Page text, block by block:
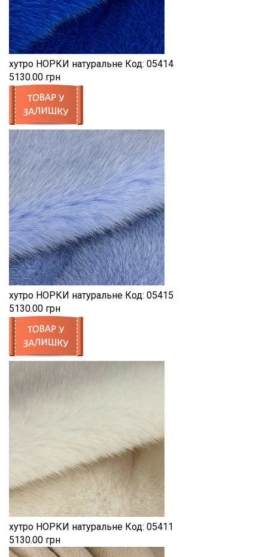
хутро НОРКИ натуральне Код: 05414
5130.00 грн
хутро НОРКИ натуральне Код: 05415
5130.00 грн
хутро НОРКИ натуральне Код: 05411
5130.00 грн